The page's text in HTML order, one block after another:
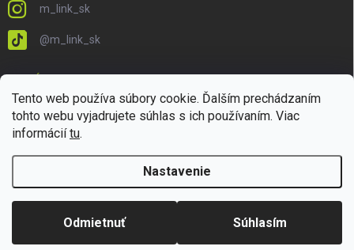
Tento web používa súbory cookie. Ďalším prechádzaním
tohto webu vyjadrujete súhlas s ich používaním. Viac
informáciítu.
Nastavenie
Odmietnuť Súhlasím
m_link_sk
@m_link_sk
Vytvoril Shoptet
Copyright 2026M-LINK.sk. Všetky práva vyhradené.Upraviť nastavenie